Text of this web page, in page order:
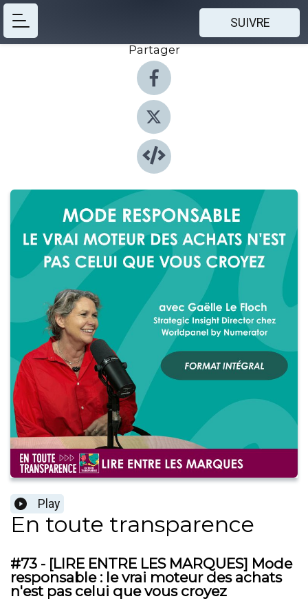
SUIVRE
Partager
Play
En toute transparence
#73 - [LIRE ENTRE LES MARQUES] Mode
responsable : le vrai moteur des achats
n'est pas celui que vous croyez